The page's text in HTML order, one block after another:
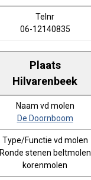
06-12140835
Hilvarenbeek
De Doornboom
Ronde stenen beltmolen
korenmolen